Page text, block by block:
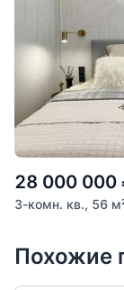
28 000 000
3-комн. кв., 56
Похожие